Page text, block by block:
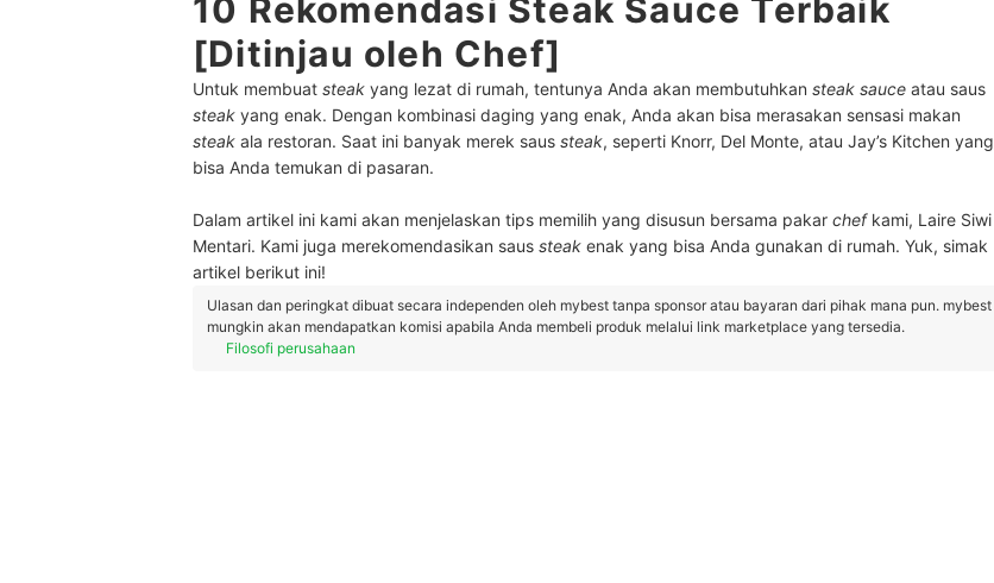
10 Rekomendasi Steak Sauce Terbaik
[Ditinjau oleh Chef]
Untuk membuat steak yang lezat di rumah, tentunya Anda akan membutuhkan steak sauce atau saus
steak yang enak. Dengan kombinasi daging yang enak, Anda akan bisa merasakan sensasi makan
steak ala restoran. Saat ini banyak merek saus steak, seperti Knorr, Del Monte, atau Jay’s Kitchen yang
bisa Anda temukan di pasaran.
Dalam artikel ini kami akan menjelaskan tips memilih yang disusun bersama pakar chefkami, Laire Siwi
Mentari. Kami juga merekomendasikan saus steak enak yang bisa Anda gunakan di rumah. Yuk, simak
artikel berikut ini!
Ulasan dan peringkat dibuat secara independen oleh mybest tanpa sponsor atau bayaran dari pihak mana pun. mybest
mungkin akan mendapatkan komisi apabila Anda membeli produk melalui link marketplace yang tersedia.
Filosofi perusahaan